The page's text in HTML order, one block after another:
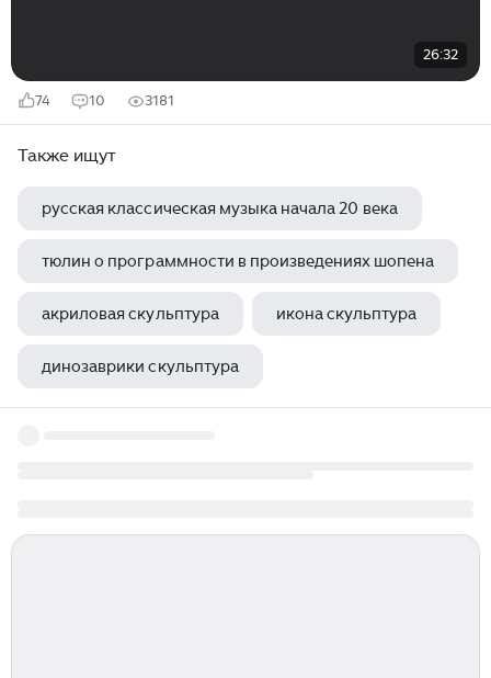
26:32
74 10 3181
Также ищут
русская классическая музыка начала 20 века
тюлин о программности в произведениях шопена
акриловая скульптура икона скульптура
динозаврики скульптура